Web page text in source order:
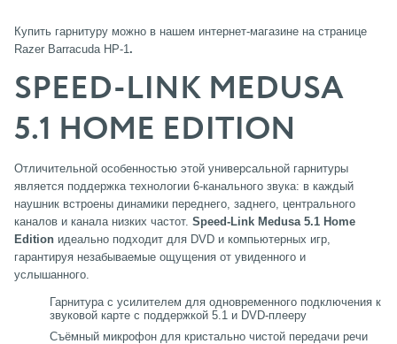
Купить гарнитуру можно в нашем интернет-магазине на странице
Razer Barracuda HP-1.
SPEED-LINK MEDUSA
5.1 HOME EDITION
Отличительной особенностью этой универсальной гарнитуры
является поддержка технологии 6-канального звука: в каждый
наушник встроены динамики переднего, заднего, центрального
каналов и канала низких частот. Speed-Link Medusa 5.1 Home
Edition идеально подходит для DVD и компьютерных игр,
гарантируя незабываемые ощущения от увиденного и
услышанного.
Гарнитура с усилителем для одновременного подключения к
звуковой карте с поддержкой 5.1 и DVD-плееру
Съёмный микрофон для кристально чистой передачи речи